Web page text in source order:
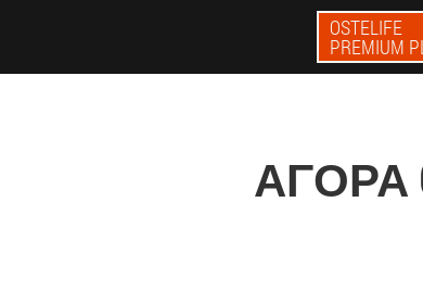
OSTELIFE
PREMIUM
ΑΓΟΡΆ